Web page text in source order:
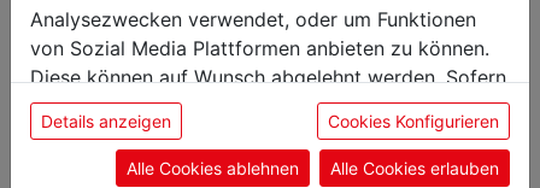
Analysezwecken verwendet, oder um Funktionen
von Sozial Media Plattformen anbieten zu können.
Diese können auf Wunsch abgelehnt werden. Sofern
sie unsere Webseite weiter nutzen, geben Sie
Einwilligung zu unseren Cookies.
Details anzeigen Cookies Konfigurieren
Alle Cookies ablehnen Alle Cookies erlauben